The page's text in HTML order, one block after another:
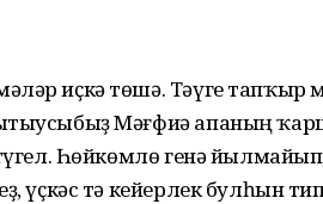
иҫкә төшә. Тәүге тапҡыр
Мәғфиә апаның
түгел. Һөйкөмлө генә
үҫкәс тә кейерлек булһын